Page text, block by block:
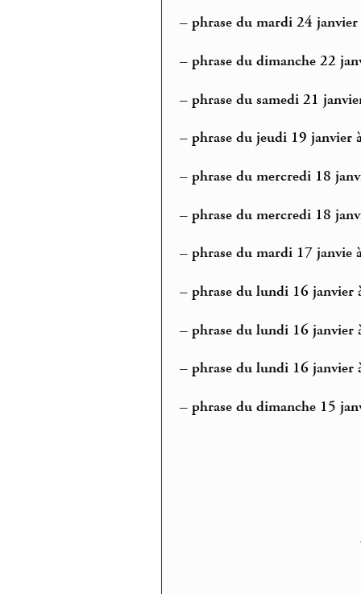
– phrase du mardi 24
– phrase du dimanche 22
– phrase du samedi 21
– phrase du jeudi 19 janvier
– phrase du mercredi 18
– phrase du mercredi 18
– phrase du mardi 17 janvie
– phrase du lundi 16 janvier
– phrase du lundi 16 janvier
– phrase du lundi 16 janvier
– phrase du dimanche 15